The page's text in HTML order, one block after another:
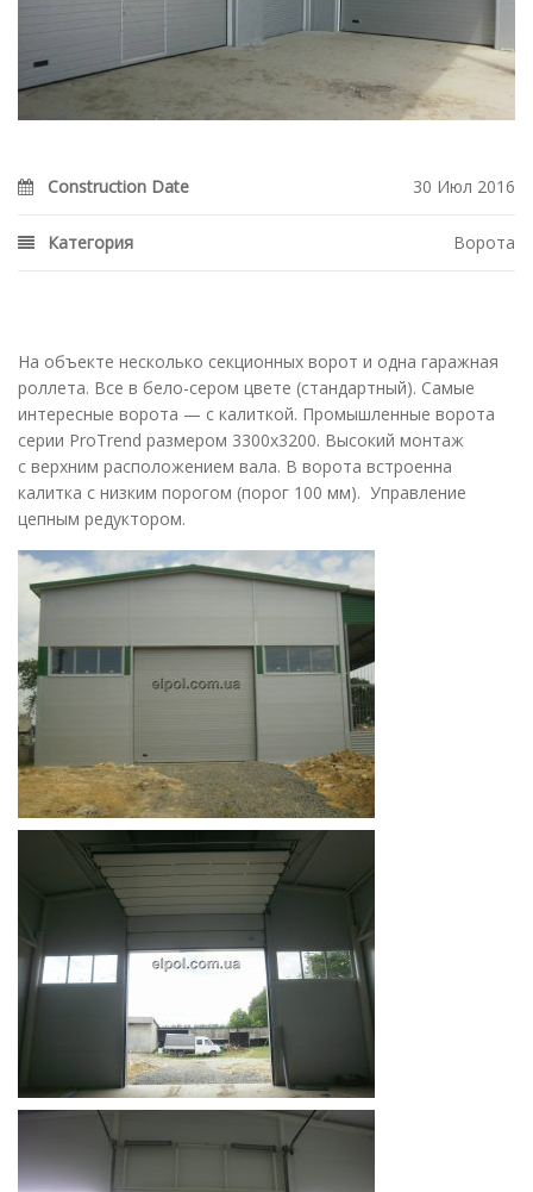
Construction Date 30 Июл 2016
Категория Ворота
На объекте несколько секционных ворот и одна гаражная
роллета. Все в бело-сером цвете (стандартный). Самые
интересные ворота — с калиткой. Промышленные ворота
серии ProTrend размером 3300х3200. Высокий монтаж
с верхним расположением вала. В ворота встроенна
калитка с низким порогом (порог 100 мм). Управление
цепным редуктором.